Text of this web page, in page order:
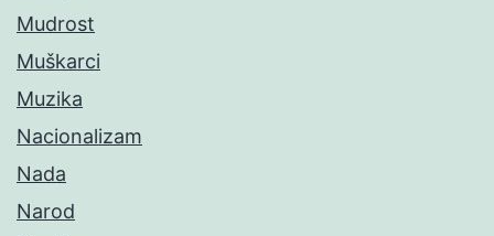
Mudrost
Muškarci
Muzika
Nacionalizam
Nada
Narod